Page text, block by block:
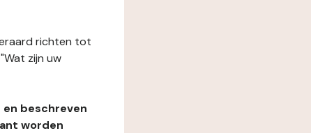
richten tot
zijn uw
beschreven
worden